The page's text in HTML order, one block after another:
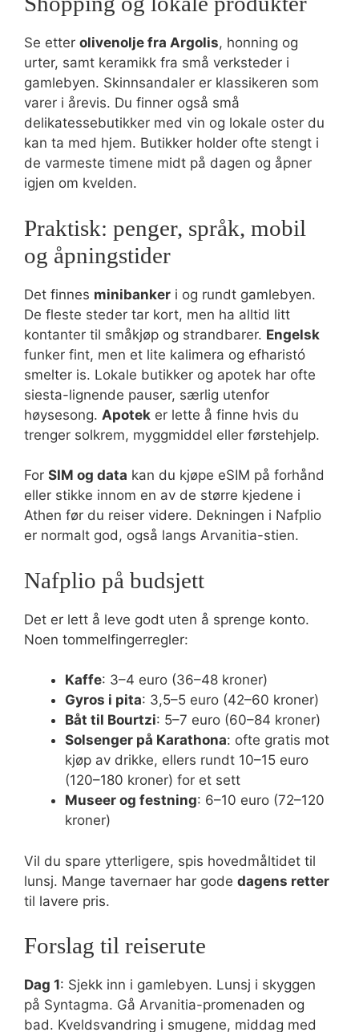
Se etter olivenolje fra Argolis, honning og
urter, samt keramikk fra små verksteder i
gamlebyen. Skinnsandaler er klassikeren som
varer i årevis. Du finner også små
delikatessebutikker med vin og lokale oster du
kan ta med hjem. Butikker holder ofte stengt i
de varmeste timene midt på dagen og åpner
igjen om kvelden.
Praktisk: penger, språk, mobil
og åpningstider
Det finnes minibanker i og rundt gamlebyen.
De fleste steder tar kort, men ha alltid litt
kontanter til småkjøp og strandbarer. Engelsk
funker fint, men et lite kalimera og efharistó
smelter is. Lokale butikker og apotek har ofte
siesta-lignende pauser, særlig utenfor
høysesong. Apotek er lette å finne hvis du
trenger solkrem, myggmiddel eller førstehjelp.
For SIM og data kan du kjøpe eSIM på forhånd
eller stikke innom en av de større kjedene i
Athen før du reiser videre. Dekningen i Nafplio
er normalt god, også langs Arvanitia-stien.
Nafplio på budsjett
Det er lett å leve godt uten å sprenge konto.
Noen tommelfingerregler:
Kaffe: 3–4 euro (36–48 kroner)
Gyros i pita: 3,5–5 euro (42–60 kroner)
Båt til Bourtzi: 5–7 euro (60–84 kroner)
Solsenger på Karathona: ofte gratis mot
kjøp av drikke, ellers rundt 10–15 euro
(120–180 kroner) for et sett
Museer og festning: 6–10 euro (72–120
kroner)
Vil du spare ytterligere, spis hovedmåltidet til
lunsj. Mange tavernaer har gode dagens retter
til lavere pris.
Forslag til reiserute
Dag 1: Sjekk inn i gamlebyen. Lunsj i skyggen
på Syntagma. Gå Arvanitia-promenaden og
bad. Kveldsvandring i smugene, middag med